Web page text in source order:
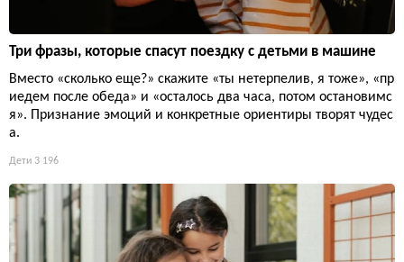
Три фразы, которые спасут поездку с детьми в машине
Вместо «сколько еще?» скажите «ты нетерпелив, я тоже», «пр
иедем после обеда» и «осталось два часа, потом остановимс
я». Признание эмоций и конкретные ориентиры творят чудес
а.
Дети 3 196